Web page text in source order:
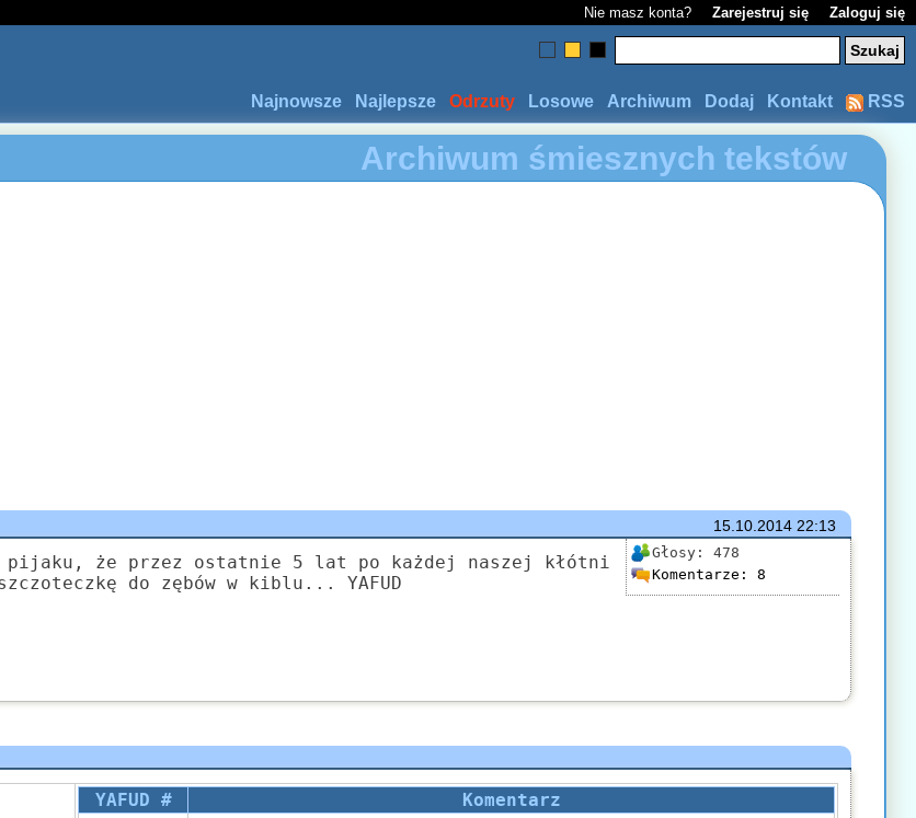
Nie masz konta? Zarejestruj się Zaloguj się
RSS
Kontakt
Dodaj
Archiwum
Losowe
Odrzuty
Najlepsze
Najnowsze
Archiwum śmiesznych tekstów
15.10.201422:13
Głosy: 478
Komentarze: 8
pijaku, że przez ostatnie 5 lat po każdej naszej kłótni
do zębów w kiblu... YAFUD
YAFUD #
Komentarz